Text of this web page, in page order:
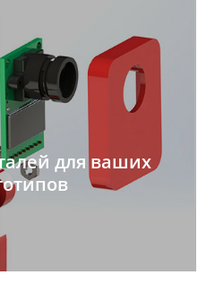
для ваших